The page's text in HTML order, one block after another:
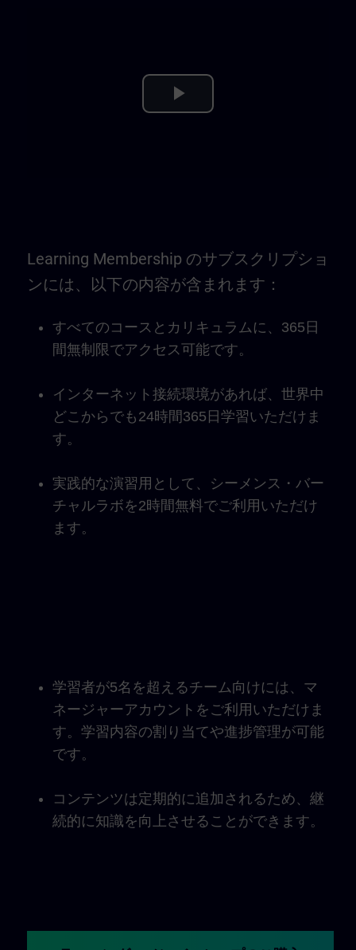
Play
Learning Membership のサブスクリプショ
ンには、以下の内容が含まれます：
すべてのコースとカリキュラムに、365日
間無制限でアクセス可能です。
インターネット接続環境があれば、世界中
どこからでも24時間365日学習いただけま
す。
実践的な演習用として、シーメンス・バー
チャルラボを2時間無料でご利用いただけ
ます。
学習者が5名を超えるチーム向けには、マ
ネージャーアカウントをご利用いただけま
す。学習内容の割り当てや進捗管理が可能
です。
コンテンツは定期的に追加されるため、継
続的に知識を向上させることができます。